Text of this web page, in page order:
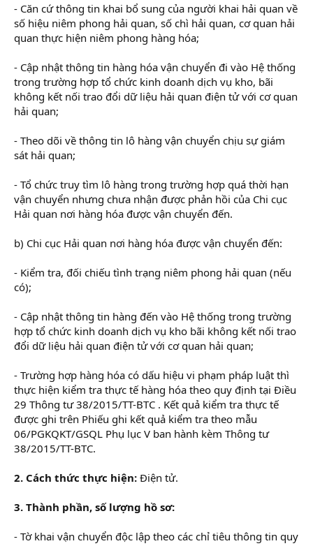
- Căn cứ thông tin khai bổ sung của người khai hải quan về
số hiệu niêm phong hải quan, số chì hải quan, cơ quan hải
quan thực hiện niêm phong hàng hóa;
- Cập nhật thông tin hàng hóa vận chuyển đi vào Hệ thống
trong trường hợp tổ chức kinh doanh dịch vụ kho, bãi
không kết nối trao đổi dữ liệu hải quan điện tử với cơ quan
hải quan;
- Theo dõi về thông tin lô hàng vận chuyển chịu sự giám
sát hải quan;
- Tổ chức truy tìm lô hàng trong trường hợp quá thời hạn
vận chuyển nhưng chưa nhận được phản hồi của Chi cục
Hải quan nơi hàng hóa được vận chuyển đến.
b) Chi cục Hải quan nơi hàng hóa được vận chuyển đến:
- Kiểm tra, đối chiếu tình trạng niêm phong hải quan (nếu
có);
- Cập nhật thông tin hàng đến vào Hệ thống trong trường
hợp tổ chức kinh doanh dịch vụ kho bãi không kết nối trao
đổi dữ liệu hải quan điện tử với cơ quan hải quan;
- Trường hợp hàng hóa có dấu hiệu vi phạm pháp luật thì
thực hiện kiểm tra thực tế hàng hóa theo quy định tại Điều
29 Thông tư 38/2015/TT-BTC . Kết quả kiểm tra thực tế
được ghi trên Phiếu ghi kết quả kiểm tra theo mẫu
06/PGKQKT/GSQL Phụ lục V ban hành kèm Thông tư
38/2015/TT-BTC.
2. Cách thức thực hiện: Điện tử.
3. Thành phần, số lượng hồ sơ:
- Tờ khai vận chuyển độc lập theo các chỉ tiêu thông tin quy